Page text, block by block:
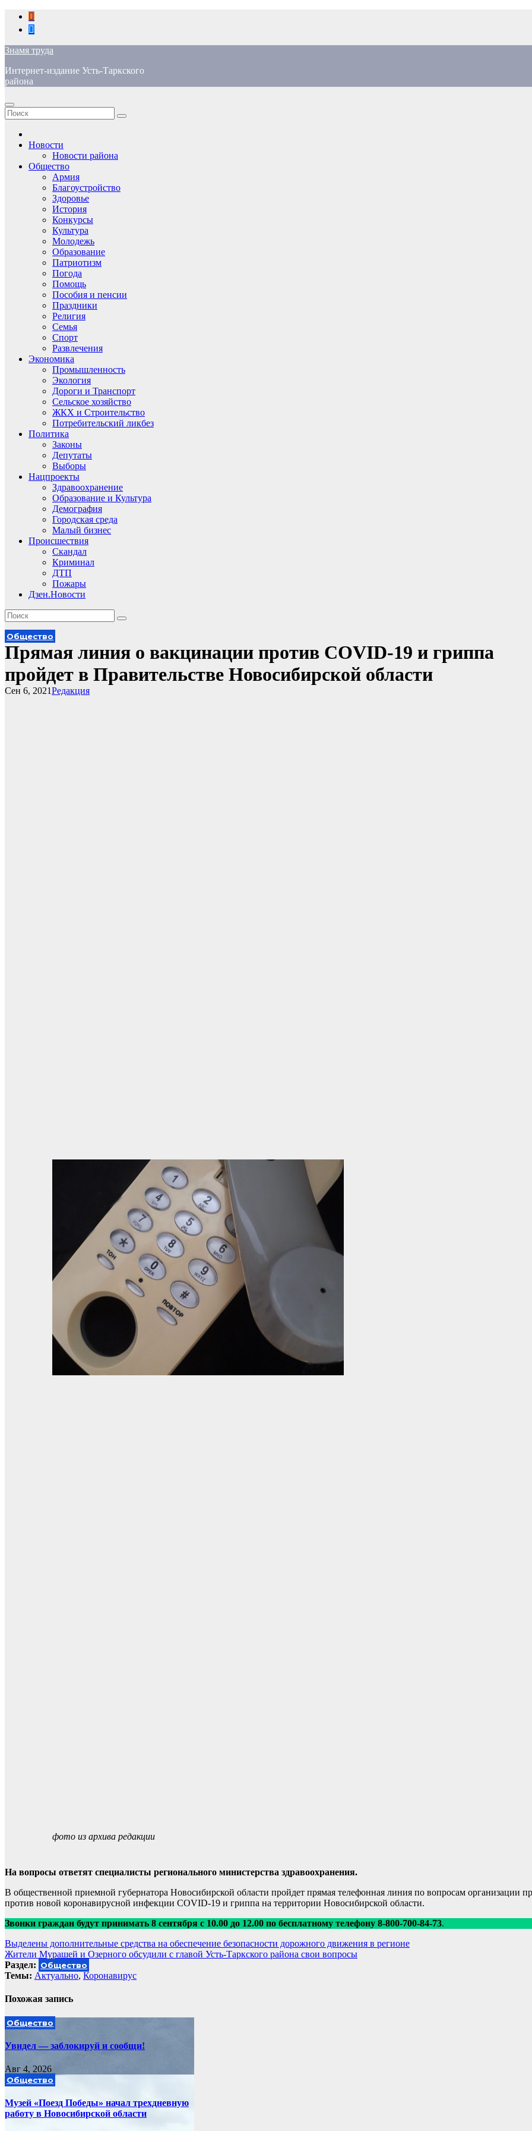
Перейти
содержимому
Знамя труда
Интернет-издание Усть-Таркского
района
Новости
Новости района
Общество
Армия
Благоустройство
Здоровье
История
Конкурсы
Культура
Молодежь
Образование
Патриотизм
Погода
Помощь
Пособия и пенсии
Праздники
Религия
Семья
Спорт
Развлечения
Экономика
Промышленность
Экология
Дороги и Транспорт
Сельское хозяйство
ЖКХ и Строительство
Потребительский ликбез
Политика
Законы
Депутаты
Выборы
Нацпроекты
Здравоохранение
Образование и Культура
Демография
Городская среда
Малый бизнес
Происшествия
Скандал
Криминал
ДТП
Пожары
Дзен.Новости
Общество
Прямая линия о вакцинации против COVID-19 и гриппа
пройдет в Правительстве Новосибирской области
Редакция
Сен 6, 2021
фото из архива редакции
На вопросы ответят специалисты регионального министерства здравоохранения.
В общественной приемной губернатора Новосибирской области пройдет прямая телефонная линия по вопросам организации
против новой коронавирусной инфекции COVID-19 и гриппа на территории Новосибирской области.
Звонки граждан будут принимать 8 сентября с 10.00 до 12.00 по бесплатному телефону 8-800-700-84-73.
Навигация
по
записям
Выделены дополнительные средства на обеспечение безопасности дорожного движения в регионе
Жители Мурашей и Озерного обсудили с главой Усть-Таркского района свои вопросы
Раздел: Общество
Темы: Актуально, Коронавирус
Похожая запись
Общество
Увидел — заблокируй и сообщи!
Авг 4, 2026
Общество
Музей «Поезд Победы» начал трехдневную
работу в Новосибирской области